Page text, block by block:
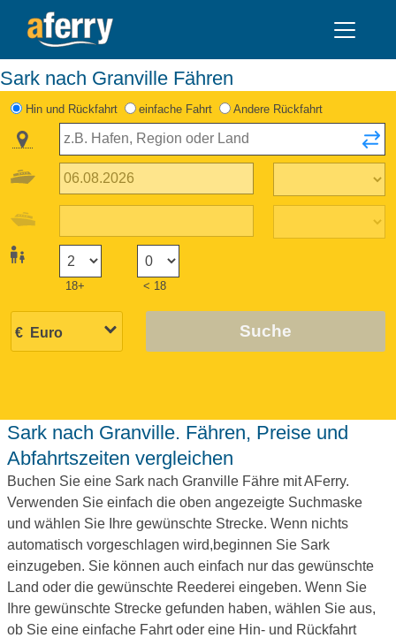
Sark nach Granville Fähren
Hin und Rückfahrt einfache Fahrt Andere Rückfahrt
18+ < 18
Suche
Sark nach Granville. Fähren, Preise und
Abfahrtszeiten vergleichen
Buchen Sie eine Sark nach Granville Fähre mit AFerry.
Verwenden Sie einfach die oben angezeigte Suchmaske
und wählen Sie Ihre gewünschte Strecke. Wenn nichts
automatisch vorgeschlagen wird,beginnen Sie Sark
einzugeben. Sie können auch einfach nur das gewünschte
Land oder die gewünschte Reederei eingeben. Wenn Sie
Ihre gewünschte Strecke gefunden haben, wählen Sie aus,
ob Sie eine einfache Fahrt oder eine Hin- und Rückfahrt